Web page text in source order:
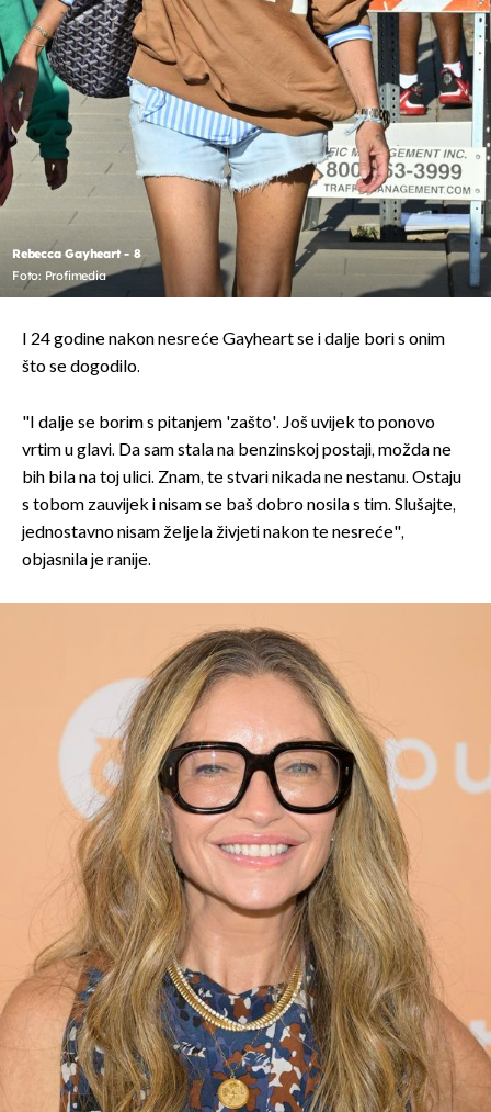
Rebecca Gayheart - 8
Foto: Profimedia
I 24 godine nakon nesreće Gayheart se i dalje bori s onim
što se dogodilo.
"I dalje se borim s pitanjem 'zašto'. Još uvijek to ponovo
vrtim u glavi. Da sam stala na benzinskoj postaji, možda ne
bih bila na toj ulici. Znam, te stvari nikada ne nestanu. Ostaju
s tobom zauvijek i nisam se baš dobro nosila s tim. Slušajte,
jednostavno nisam željela živjeti nakon te nesreće",
objasnila je ranije.